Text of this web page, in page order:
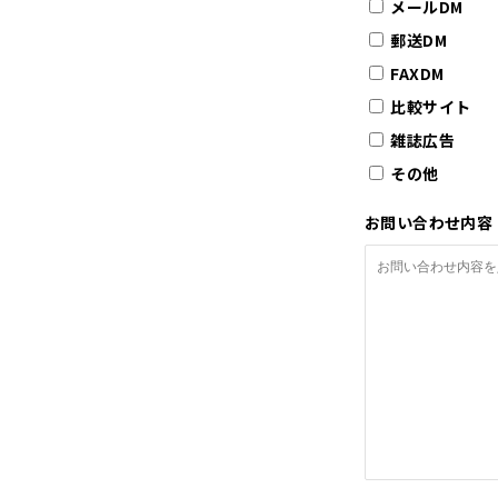
メールDM
郵送DM
FAXDM
比較サイト
雑誌広告
その他
お問い合わせ内